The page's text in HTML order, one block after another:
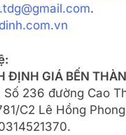
.
ĐỊNH GIÁ BẾN
Số 236 đường Cao
C2 Lê Hồng